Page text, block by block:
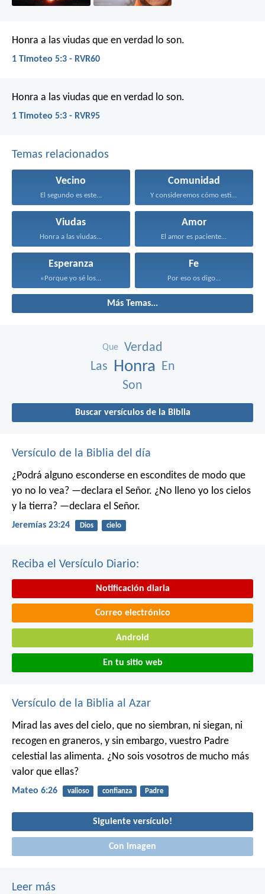
Honra a las viudas que en verdad lo son.
1 Timoteo 5:3 - RVR60
Honra a las viudas que en verdad lo son.
1 Timoteo 5:3 - RVR95
Temas relacionados
Vecino
El segundo es este...
Comunidad
Y consideremos cómo estimularnos...
Viudas
Honra a las viudas...
Amor
El amor es paciente...
Esperanza
«Porque yo sé los...
Fe
Por eso os digo...
Más Temas...
Que
Verdad
Las Honra En
Son
Buscar versículos de la Biblia
Versículo de la Biblia del día
¿Podrá alguno esconderse en escondites de modo que
yo no lo vea? —declara el Señor. ¿No lleno yo los cielos
y la tierra? —declara el Señor.
Jeremías 23:24 Dios cielo
Reciba el Versículo Diario:
Notificación diaria
Correo electrónico
Android
En tu sitio web
Versículo de la Biblia al Azar
Mirad las aves del cielo, que no siembran, ni siegan, ni
recogen en graneros, y sin embargo, vuestro Padre
celestial las alimenta. ¿No sois vosotros de mucho más
valor que ellas?
Mateo 6:26 valioso confianza Padre
Siguiente versículo!
Con imagen
Leer más